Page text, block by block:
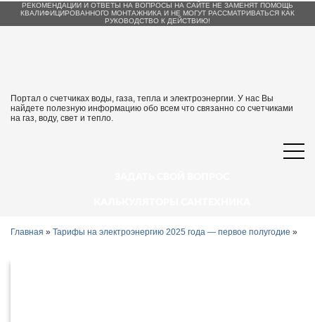
РЕКОМЕНДАЦИИ И ОТВЕТЫ НА ВОПРОСЫ НА САЙТЕ НЕ ЗАМЕНЯТ ПОМОЩЬ
КВАЛИФИЦИРОВАННОГО МОНТАЖНИКА И НЕ МОГУТ РАССМАТРИВАТЬСЯ КАК
РУКОВОДСТВО К ДЕЙСТВИЮ!
Портал о счетчиках воды, газа, тепла и электроэнергии. У нас Вы
найдете полезную информацию обо всем что связанно со счетчиками
на газ, воду, свет и тепло.
Главная » Тарифы на электроэнергию 2025 года — первое полугодие »